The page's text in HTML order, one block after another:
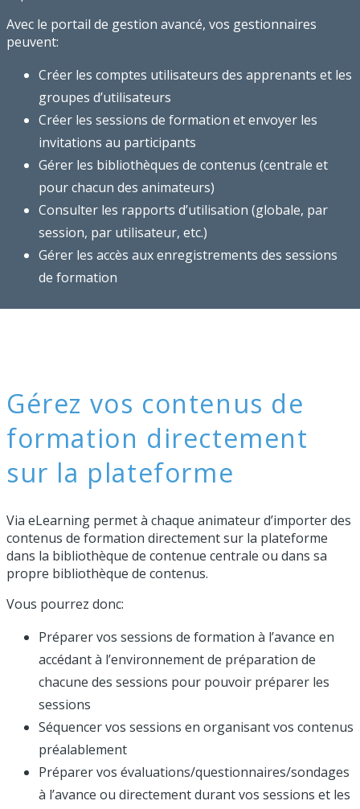
Avec le portail de gestion avancé, vos gestionnaires
peuvent:
Créer les comptes utilisateurs des apprenants et les
groupes d’utilisateurs
Créer les sessions de formation et envoyer les
invitations au participants
Gérer les bibliothèques de contenus (centrale et
pour chacun des animateurs)
Consulter les rapports d’utilisation (globale, par
session, par utilisateur, etc.)
Gérer les accès aux enregistrements des sessions
de formation
Gérez vos contenus de
formation directement
sur la plateforme
Via eLearning permet à chaque animateur d’importer des
contenus de formation directement sur la plateforme
dans la bibliothèque de contenue centrale ou dans sa
propre bibliothèque de contenus.
Vous pourrez donc:
Préparer vos sessions de formation à l’avance en
accédant à l’environnement de préparation de
chacune des sessions pour pouvoir préparer les
sessions
Séquencer vos sessions en organisant vos contenus
préalablement
Préparer vos évaluations/questionnaires/sondages
à l’avance ou directement durant vos sessions et les